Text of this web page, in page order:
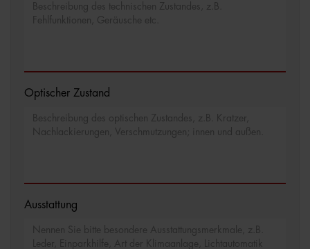
Optischer Zustand
Ausstattung